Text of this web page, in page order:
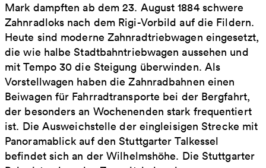
Mark dampften ab dem 23. August 1884 schwere
Zahnradloks nach dem Rigi-Vorbild auf die Fildern.
Heute sind moderne Zahnradtriebwagen eingesetzt,
die wie halbe Stadtbahntriebwagen aussehen und
mit Tempo 30 die Steigung überwinden. Als
Vorstellwagen haben die Zahnradbahnen einen
Beiwagen für Fahrradtransporte bei der Bergfahrt,
der besonders an Wochenenden stark frequentiert
ist. Die Ausweichstelle der eingleisigen Strecke mit
Panoramablick auf den Stuttgarter Talkessel
befindet sich an der Wilhelmshöhe. Die Stuttgarter